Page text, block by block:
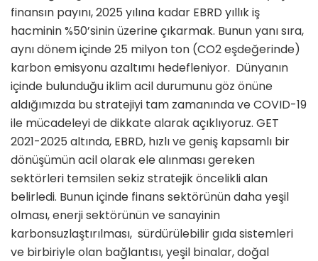
finansın payını, 2025 yılına kadar EBRD yıllık iş
hacminin %50’sinin üzerine çıkarmak. Bunun yanı sıra,
aynı dönem içinde 25 milyon ton (CO2 eşdeğerinde)
karbon emisyonu azaltımı hedefleniyor. Dünyanın
içinde bulunduğu iklim acil durumunu göz önüne
aldığımızda bu stratejiyi tam zamanında ve COVID-19
ile mücadeleyi de dikkate alarak açıklıyoruz. GET
2021-2025 altında, EBRD, hızlı ve geniş kapsamlı bir
dönüşümün acil olarak ele alınması gereken
sektörleri temsilen sekiz stratejik öncelikli alan
belirledi. Bunun içinde finans sektörünün daha yeşil
olması, enerji sektörünün ve sanayinin
karbonsuzlaştırılması, sürdürülebilir gıda sistemleri
ve birbiriyle olan bağlantısı, yeşil binalar, doğal